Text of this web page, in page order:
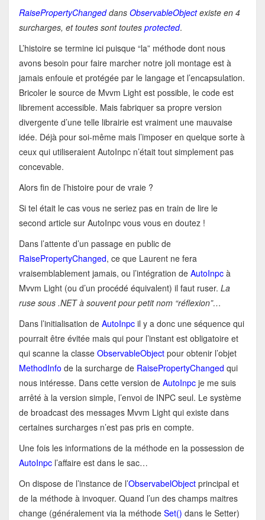
RaisePropertyChangeddans ObservableObjectexiste en 4
surcharges, et toutes sont toutes protected.
L’histoire se termine ici puisque “la” méthode dont nous
avons besoin pour faire marcher notre joli montage est à
jamais enfouie et protégée par le langage et l’encapsulation.
Bricoler le source de Mvvm Light est possible, le code est
librement accessible. Mais fabriquer sa propre version
divergente d’une telle librairie est vraiment une mauvaise
idée. Déjà pour soi-même mais l’imposer en quelque sorte à
ceux qui utiliseraient AutoInpc n’était tout simplement pas
concevable.
Alors fin de l’histoire pour de vraie ?
Si tel était le cas vous ne seriez pas en train de lire le
second article sur AutoInpc vous vous en doutez !
Dans l’attente d’un passage en public de
RaisePropertyChanged, ce que Laurent ne fera
vraisemblablement jamais, ou l’intégration de AutoInpcà
Mvvm Light (ou d’un procédé équivalent) il faut ruser. La
ruse sous .NET à souvent pour petit nom “réflexion”…
Dans l’initialisation de AutoInpcil y a donc une séquence qui
pourrait être évitée mais qui pour l’instant est obligatoire et
qui scanne la classe ObservableObjectpour obtenir l’objet
MethodInfo de la surcharge de RaisePropertyChanged qui
nous intéresse. Dans cette version de AutoInpcje me suis
arrêté à la version simple, l’envoi de INPC seul. Le système
de broadcast des messages Mvvm Light qui existe dans
certaines surcharges n’est pas pris en compte.
Une fois les informations de la méthode en la possession de
AutoInpcl’affaire est dans le sac…
On dispose de l’instance de l’ObservabelObjectprincipal et
de la méthode à invoquer. Quand l’un des champs maitres
change (généralement via la méthode Set() dans le Setter)